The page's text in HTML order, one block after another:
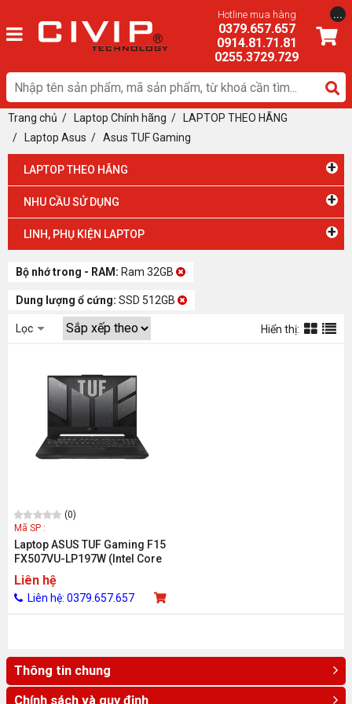
Hotline mua hàng
0379.657.657
0914.81.71.81
0255.3729.729
...
Trang chủ / Laptop Chính hãng /
LAPTOP THEO HÃNG
/ Laptop Asus / Asus TUF Gaming
LAPTOP THEO HÃNG +
NHU CẦU SỬ DỤNG +
LINH, PHỤ KIỆN LAPTOP +
Bộ nhớ trong - RAM: Ram 32GB
Dung lượng ổ cứng: SSD 512GB
Lọc Hiển thị:
(0)
Mã SP :
Laptop ASUS TUF Gaming F15
FX507VU-LP197W (Intel Core
i7-13620H/ RTX 4050/ 32GB/
512GB/ 15.6 inch FHD/ Win 11/
Xám)
Liên hệ
Liên hệ: 0379.657.657
Thông tin chung
Chính sách và quy định